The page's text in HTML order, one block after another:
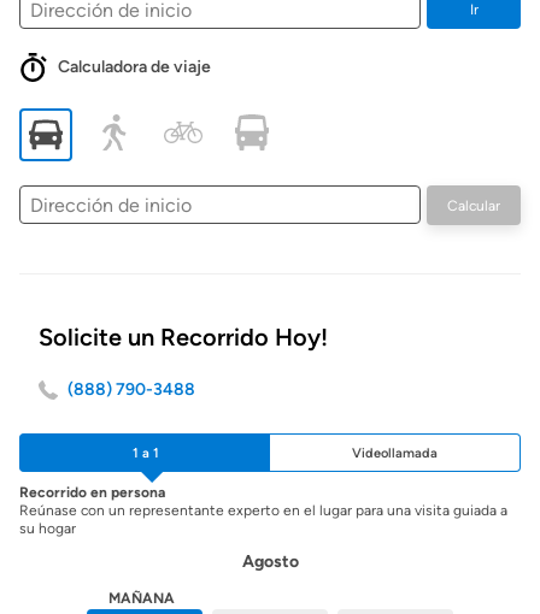
Ir
Calculadora de viaje
Dirección
de
Calcular
Solicite un Recorrido Hoy!
(888) 790-3488
1 a 1 Videollamada
Recorrido en persona
Reúnase con un representante experto en el lugar para una visita guiada a
su hogar
Agosto
MAÑANA